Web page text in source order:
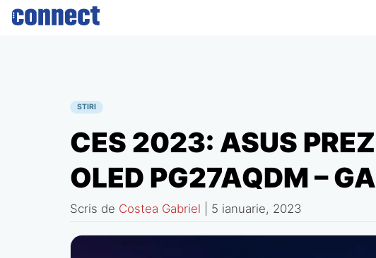
Skip
STIRI
CES 2023: ASUS
OLED PG27AQDM –
Scris de Costea Gabriel 5 ianuarie, 2023